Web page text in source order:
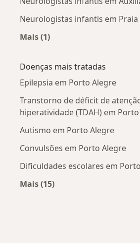
Neurologistas infantis em Praia
Mais (1)
Doenças mais tratadas
Epilepsia em Porto Alegre
Transtorno de déficit de
hiperatividade (TDAH) em
Autismo em Porto Alegre
Convulsões em Porto Alegre
Dificuldades escolares em
Mais (15)